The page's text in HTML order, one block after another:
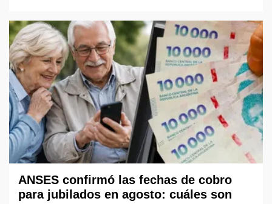
ANSES confirmó las fechas de cobro
para jubilados en agosto: cuáles son